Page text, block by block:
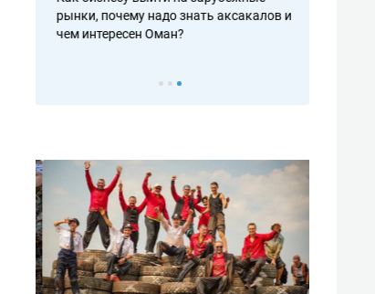
рынки, почему надо знать аксакалов и
чем интересен Оман?